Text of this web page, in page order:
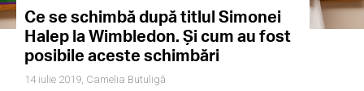
Ce se schimbă după titlul Simonei
Halep la Wimbledon. Și cum au fost
posibile aceste schimbări
14 iulie 2019, Camelia Butuligă